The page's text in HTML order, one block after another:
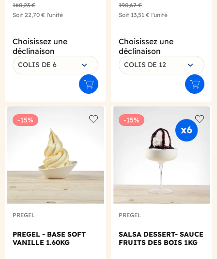
160,23 €
Soit 22,70 € l'unité
Choisissez une
déclinaison
COLIS DE 6
Ajouter au panier
190,67 €
Soit 13,51 € l'unité
Choisissez une
déclinaison
COLIS DE 12
-15%
Add to wishlist
PREGEL
PREGEL - BASE SOFT
VANILLE 1.60KG
-15%
Add
PREGEL
SALSA DESSERT- SAUCE
FRUITS DES BOIS 1KG